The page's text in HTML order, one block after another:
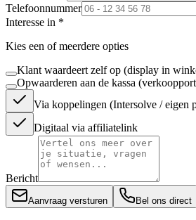
Telefoonnummer
Interesse in *
Kies een of meerdere opties
Klant waardeert zelf op (display in
Opwaarderen aan de kassa
Via koppelingen (Intersolve / eigen
Digitaal via affiliatelink
Bericht
Aanvraag versturen Bel ons direct